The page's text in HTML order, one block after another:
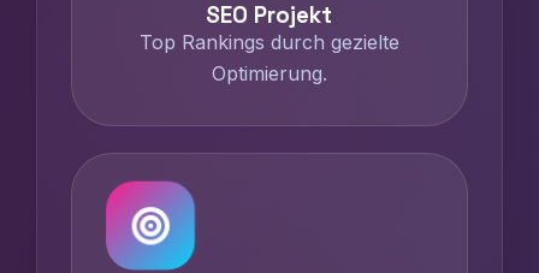
SEO Projekt
Top Rankings durch gezielte
Optimierung.